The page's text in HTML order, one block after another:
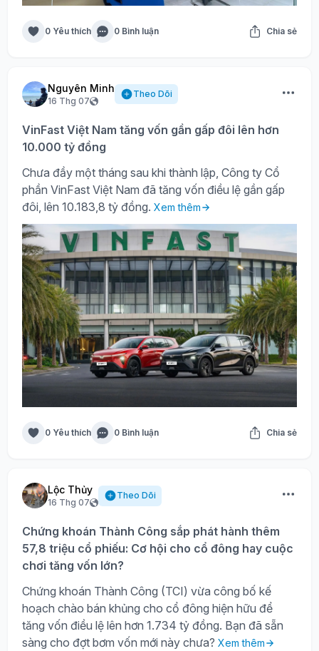
0 Yêu thích 0 Bình luận Chia sẻ
Nguyên Minh
16 Thg 07
Theo Dõi
VinFast Việt Nam tăng vốn gần gấp đôi lên hơn
10.000 tỷ đồng
Chưa đầy một tháng sau khi thành lập, Công ty Cổ
phần VinFast Việt Nam đã tăng vốn điều lệ gần gấp
đôi, lên 10.183,8 tỷ đồng. Xem thêm
0 Yêu thích 0 Bình luận Chia sẻ
Lộc Thủy
16 Thg 07
Theo Dõi
Chứng khoán Thành Công sắp phát hành thêm
57,8 triệu cổ phiếu: Cơ hội cho cổ đông hay cuộc
chơi tăng vốn lớn?
Chứng khoán Thành Công (TCI) vừa công bố kế
hoạch chào bán khủng cho cổ đông hiện hữu để
tăng vốn điều lệ lên hơn 1.734 tỷ đồng. Bạn đã sẵn
sàng cho đợt bơm vốn mới này chưa? Xem thêm